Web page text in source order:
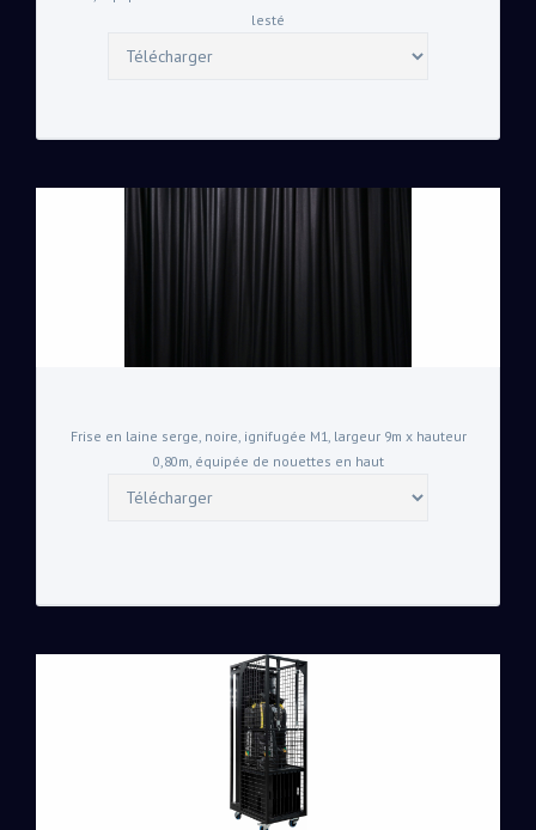
lesté
Frise en laine serge, noire, ignifugée M1, largeur 9m x hauteur
0,80m, équipée de nouettes en haut